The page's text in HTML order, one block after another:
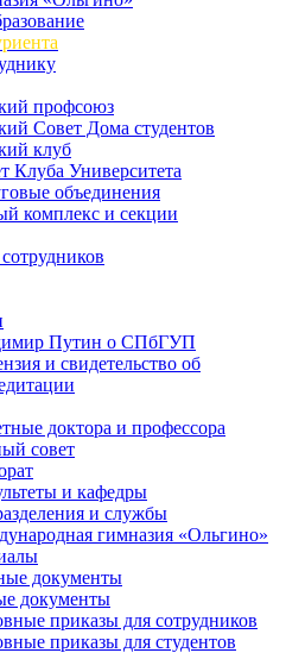
профсоюз
Совет Дома студентов
клуб
Клуба Университета
объединения
комплекс и секции
Путин о СПбГУП
и свидетельство об
доктора и профессора
совет
и кафедры
и службы
гимназия «Ольгино»
документы
документы
приказы для сотрудников
приказы для студентов